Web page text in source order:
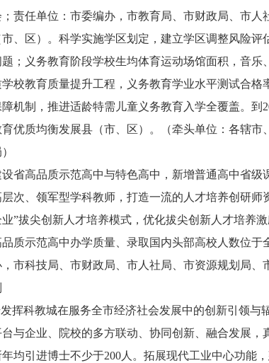
责任单位：市委编办，市教育局、市财政局、市人
区）。科学实施学区划定，建立学区调整风险评
；义务教育阶段学校生均体育运动场馆面积，音
校教育质量提升工程，义务教育学业水平测试合
机制，推进适龄特需儿童义务教育入学全覆盖。
优质均衡发展县（市、区）。（牵头单位：各辖
高品质示范高中与特色高中，新增普通高中省级
次、领军型学科教师，打造一流的人才培养创研
”拔尖创新人才培养模式，优化拔尖创新人才培养
质示范高中办学质量、录取国内头部高校人数位
市科技局、市财政局、市人社局、市资源规划局、
科教城在服务全市经济社会发展中的创新引领与
与企业、院校的多方联动、协同创新、融合发展
均引进博士不少于200人。拓展现代工业中心功能